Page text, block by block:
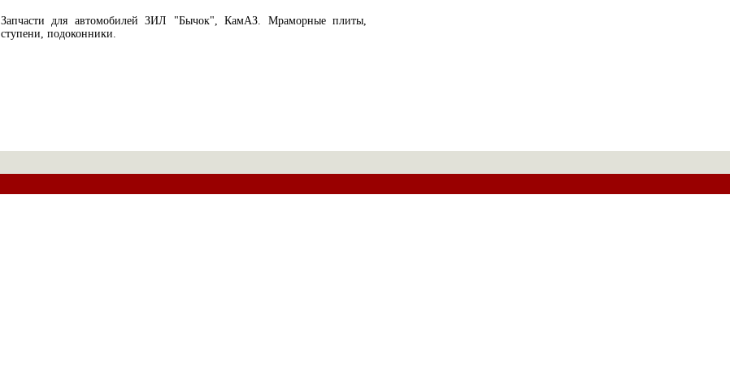
Запчасти для автомобилей ЗИЛ "Бычок", КамАЗ. Мраморные плиты,
ступени, подоконники.